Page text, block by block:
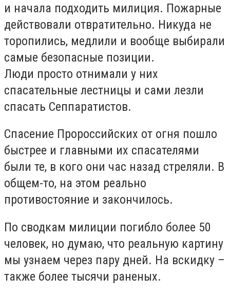
и начала подходить милиция. Пожарные
действовали отвратительно. Никуда не
торопились, медлили и вообще выбирали
самые безопасные позиции.
Люди просто отнимали у них
спасательные лестницы и сами лезли
спасать Сеппаратистов.
Спасение Пророссийских от огня пошло
быстрее и главными их спасателями
были те, в кого они час назад стреляли. В
общем-то, на этом реально
противостояние и закончилось.
По сводкам милиции погибло более 50
человек, но думаю, что реальную картину
мы узнаем через пару дней. На вскидку –
также более тысячи раненых.